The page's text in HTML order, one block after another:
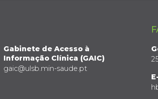
Gabinete de Acesso à
Informação Clínica (GAIC)
gaic@ulsb.min-saude.pt